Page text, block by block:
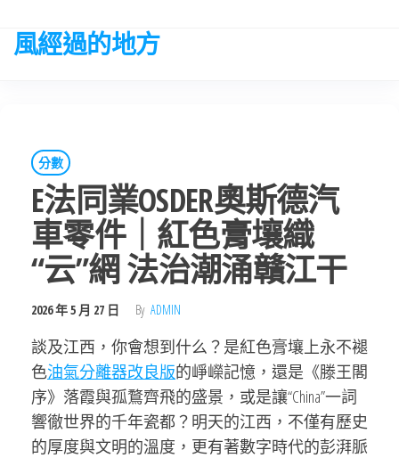
the
風經過的地方
分數
E法同業OSDER奧斯德汽
車零件｜紅色膏壤織
“云”網 法治潮涌贛江干
2026 年 5 月 27 日 By ADMIN
談及江西，你會想到什么？是紅色膏壤上永不褪
色油氣分離器改良版的崢嶸記憶，還是《滕王閣
序》落霞與孤鶩齊飛的盛景，或是讓“China”一詞
響徹世界的千年瓷都？明天的江西，不僅有歷史
的厚度與文明的溫度，更有著數字時代的彭湃脈